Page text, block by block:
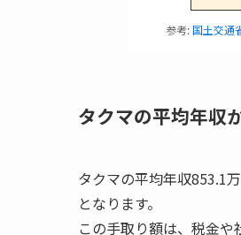
参考:国土交通
タクマの平均年収
タクマの平均年収853.1
となります。
この手取り額は、税金や